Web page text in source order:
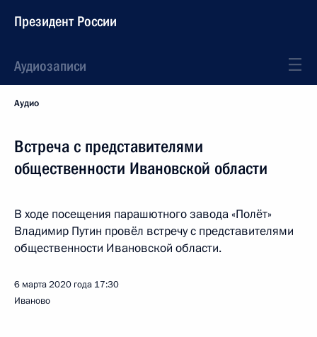
Президент России
Аудиозаписи
Аудио
Встреча с представителями
общественности Ивановской области
В ходе посещения парашютного завода «Полёт»
Владимир Путин провёл встречу с представителями
общественности Ивановской области.
6 марта 2020 года 17:30
Иваново